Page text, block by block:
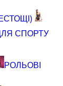
СПОРТУ
РОЛЬОВІ